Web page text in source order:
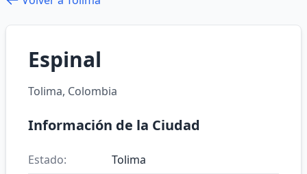
Espinal
Tolima, Colombia
Información de la Ciudad
Estado: Tolima